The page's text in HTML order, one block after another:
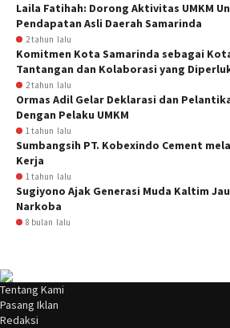
Laila Fatihah: Dorong Aktivitas UMKM
Pendapatan Asli Daerah Samarinda
2 tahun lalu
Komitmen Kota Samarinda sebagai
Tantangan dan Kolaborasi yang
2 tahun lalu
Ormas Adil Gelar Deklarasi dan
Dengan Pelaku UMKM
1 tahun lalu
Sumbangsih PT. Kobexindo Cement
Kerja
1 tahun lalu
Sugiyono Ajak Generasi Muda Kaltim
Narkoba
8 bulan lalu
Tentang Kami
Pasang Iklan
Redaksi